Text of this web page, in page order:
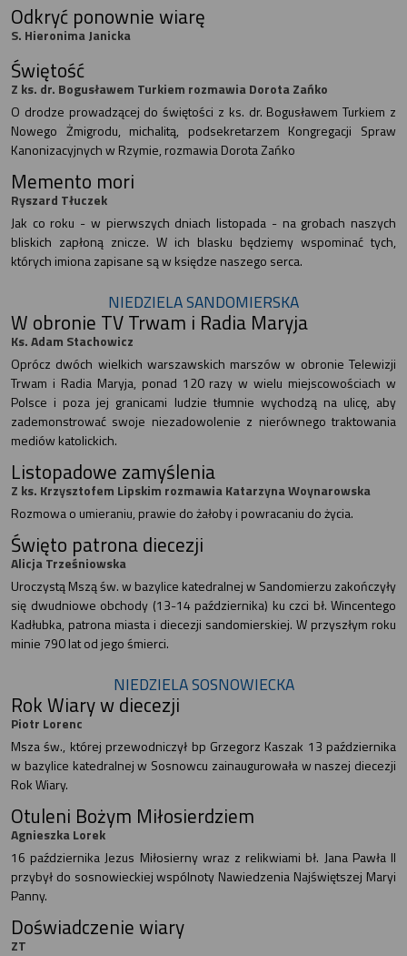
Odkryć ponownie wiarę
S. Hieronima Janicka
Świętość
Z ks. dr. Bogusławem Turkiem rozmawia Dorota Zańko
O drodze prowadzącej do świętości z ks. dr. Bogusławem Turkiem z
Nowego Żmigrodu, michalitą, podsekretarzem Kongregacji Spraw
Kanonizacyjnych w Rzymie, rozmawia Dorota Zańko
Memento mori
Ryszard Tłuczek
Jak co roku - w pierwszych dniach listopada - na grobach naszych
bliskich zapłoną znicze. W ich blasku będziemy wspominać tych,
których imiona zapisane są w księdze naszego serca.
NIEDZIELA SANDOMIERSKA
W obronie TV Trwam i Radia Maryja
Ks. Adam Stachowicz
Oprócz dwóch wielkich warszawskich marszów w obronie Telewizji
Trwam i Radia Maryja, ponad 120 razy w wielu miejscowościach w
Polsce i poza jej granicami ludzie tłumnie wychodzą na ulicę, aby
zademonstrować swoje niezadowolenie z nierównego traktowania
mediów katolickich.
Listopadowe zamyślenia
Z ks. Krzysztofem Lipskim rozmawia Katarzyna Woynarowska
Rozmowa o umieraniu, prawie do żałoby i powracaniu do życia.
Święto patrona diecezji
Alicja Trześniowska
Uroczystą Mszą św. w bazylice katedralnej w Sandomierzu zakończyły
się dwudniowe obchody (13-14 października) ku czci bł. Wincentego
Kadłubka, patrona miasta i diecezji sandomierskiej. W przyszłym roku
minie 790 lat od jego śmierci.
NIEDZIELA SOSNOWIECKA
Rok Wiary w diecezji
Piotr Lorenc
Msza św., której przewodniczył bp Grzegorz Kaszak 13 października
w bazylice katedralnej w Sosnowcu zainaugurowała w naszej diecezji
Rok Wiary.
Otuleni Bożym Miłosierdziem
Agnieszka Lorek
16 października Jezus Miłosierny wraz z relikwiami bł. Jana Pawła II
przybył do sosnowieckiej wspólnoty Nawiedzenia Najświętszej Maryi
Panny.
Doświadczenie wiary
ZT